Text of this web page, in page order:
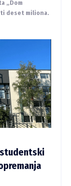
„Dom
deset miliona.